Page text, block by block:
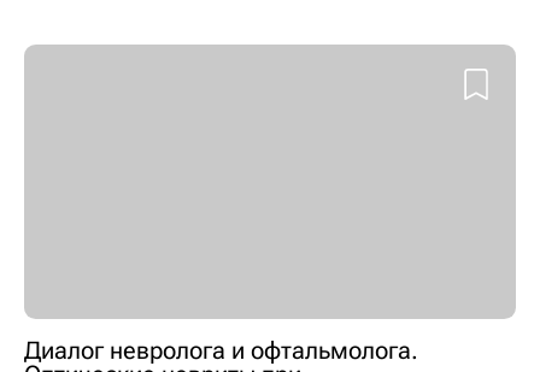
Диалог невролога и офтальмолога.